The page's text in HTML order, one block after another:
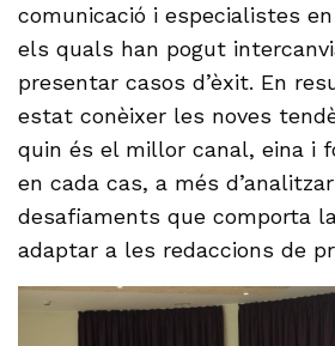
comunicació i especialistes
els quals han pogut
presentar casos d’èxit. En
estat conèixer les noves
quin és el millor canal, eina i
en cada cas, a més
desafiaments que comporta
adaptar a les redaccions de